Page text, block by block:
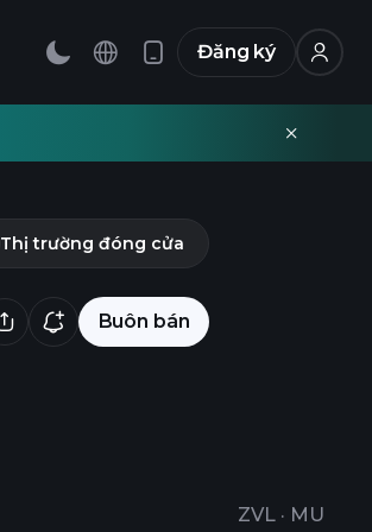
Đăng ký
Buôn bán
ZVL · MU
Thị trường đóng cửa